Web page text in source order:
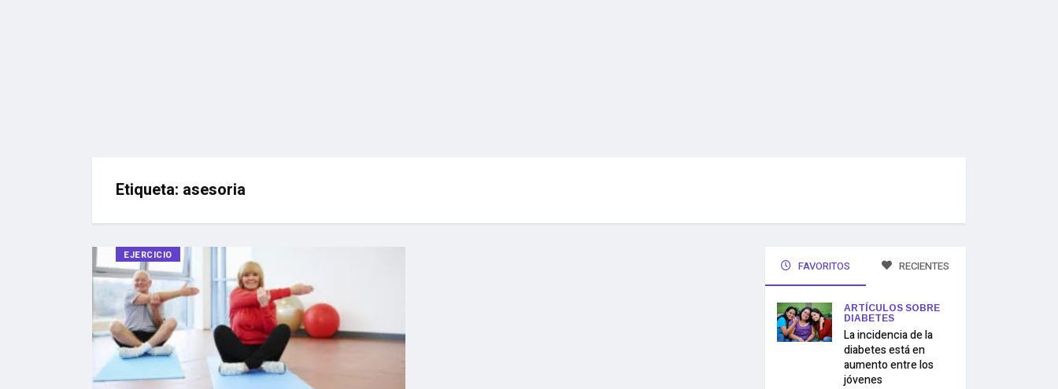
Etiqueta: asesoria
EJERCICIO
FAVORITOS RECIENTES
ARTÍCULOS SOBRE
DIABETES
La incidencia de la
diabetes está en
aumento entre los
jóvenes